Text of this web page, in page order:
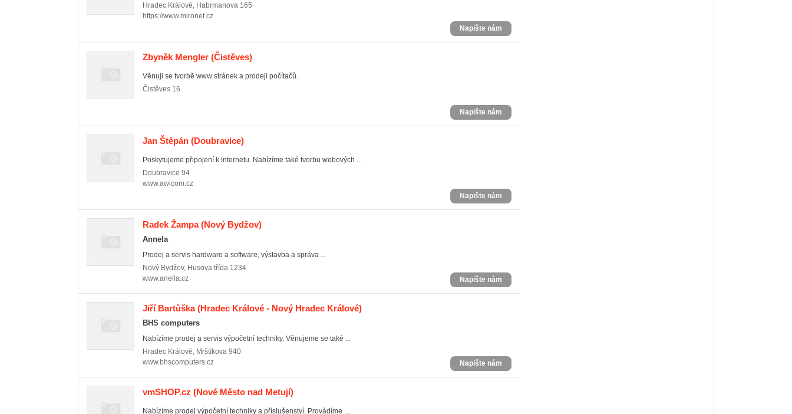
Hradec Králové, Habrmanova 165
https://www.mironet.cz
Napište nám
Zbyněk Mengler (Čistěves)
Věnuji se tvorbě www stránek a prodeji počítačů.
Čistěves 16
Napište nám
Jan Štěpán (Doubravice)
Poskytujeme připojení k internetu. Nabízíme také tvorbu webových ...
Doubravice 94
www.awicom.cz
Napište nám
Radek Žampa(Nový Bydžov)
Annela
Prodej a servis hardware a software, výstavba a správa ...
Nový Bydžov, Husova třída 1234
www.anella.cz
Napište nám
Jiří Bartůška(Hradec Králové - Nový Hradec Králové)
BHS computers
Nabízíme prodej a servis výpočetní techniky. Věnujeme se také ...
Hradec Králové, Mrštíkova 940
www.bhscomputers.cz
Napište nám
vmSHOP.cz (Nové Město nad Metují)
Nabízíme prodej výpočetní techniky a příslušenství. Provádíme ...